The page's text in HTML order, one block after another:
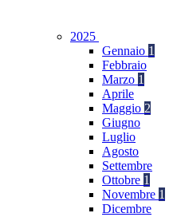
2025
Gennaio 1
Febbraio
Marzo 1
Aprile
Maggio 2
Giugno
Luglio
Agosto
Settembre
Ottobre 1
Novembre 1
Dicembre